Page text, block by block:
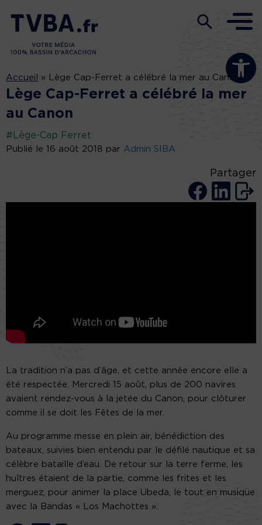
Ouvrir la
Accueil » Lège Cap-Ferret a célébré la mer au Canon
Lège Cap-Ferret a célébré la mer
au Canon
#Lège-Cap Ferret
Publié le 16 août 2018 par Admin SIBA
Partager
La tradition n’a pas d’âge, et cette année encore elle a
été respectée. Mercredi 15 août, plus de 200 navires
avaient rendez-vous à la jetée du Canon, pour clôturer
comme il se doit les Fêtes de la mer.
Au programme messe en plein air, bénédiction des
bateaux, suivies bien entendu par le défilé nautique et sa
célèbre bataille d’eau. De retour sur la terre ferme, les
huîtres étaient de la partie, comme les frites et les
merguez, pour animer la place Ubeda, le tout en musique
avec la Bandas « Los Machottes ».